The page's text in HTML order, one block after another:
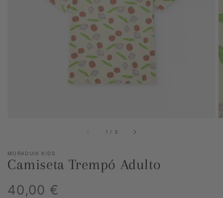
Abrir
elemento
multimedia
1
en
vista
galería
1 / de
3
MORADUIX KIDS
Camiseta Trempó Adulto
Precio
40,00 €